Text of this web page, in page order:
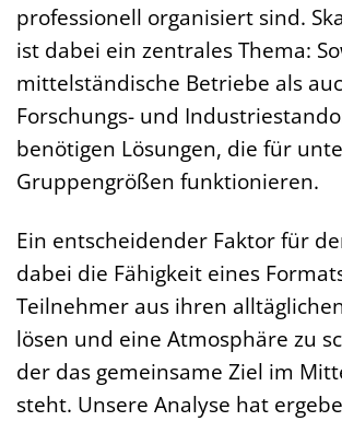
professionell organisiert sind.
ist dabei ein zentrales Thema:
mittelständische Betriebe als
Forschungs- und
benötigen Lösungen, die für
Gruppengrößen funktionieren.
Ein entscheidender Faktor für
dabei die Fähigkeit eines
Teilnehmer aus ihren
lösen und eine Atmosphäre zu
der das gemeinsame Ziel im
steht. Unsere Analyse hat